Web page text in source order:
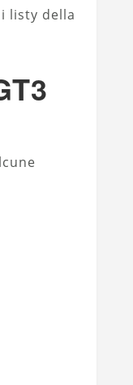
listy della